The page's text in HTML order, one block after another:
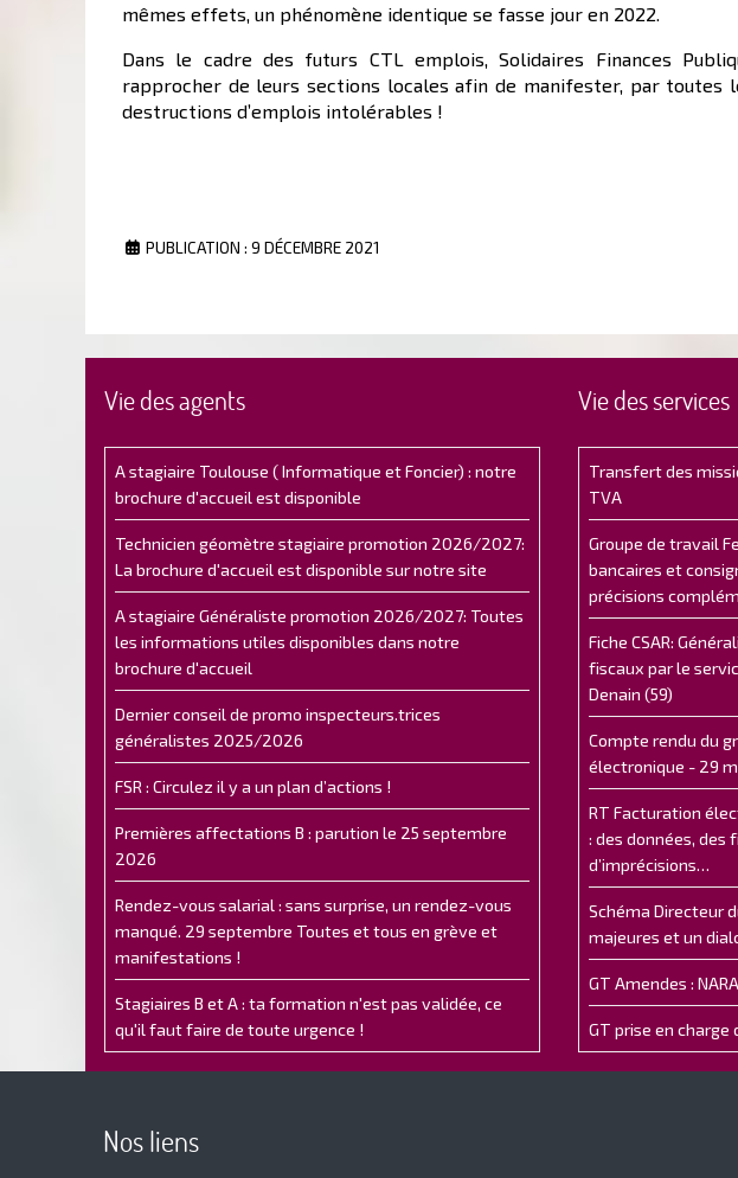
mêmes effets, un phénomène identique se fasse jour en 2022.
Dans le cadre des futurs CTL emplois, Solidaires Finances
rapprocher de leurs sections locales afin de manifester, par toutes
destructions d’emplois intolérables !
PUBLICATION : 9 DÉCEMBRE 2021
Vie des agents
A stagiaire Toulouse ( Informatique et Foncier) : notre
brochure d'accueil est disponible
Technicien géomètre stagiaire promotion 2026/2027:
La brochure d'accueil est disponible sur notre site
A stagiaire Généraliste promotion 2026/2027: Toutes
les informations utiles disponibles dans notre
brochure d'accueil
Dernier conseil de promo inspecteurs.trices
généralistes 2025/2026
FSR : Circulez il y a un plan d’actions !
Premières affectations B : parution le 25 septembre
2026
Rendez-vous salarial : sans surprise, un rendez-vous
manqué. 29 septembre Toutes et tous en grève et
manifestations !
Stagiaires B et A : ta formation n'est pas validée, ce
qu'il faut faire de toute urgence !
Vie des services
Transfert des
TVA
Groupe de travail
bancaires et
précisions
Fiche CSAR:
fiscaux par le
Denain (59)
Compte rendu du
électronique - 29
RT Facturation
: des données, des
d’imprécisions…
Schéma Directeur
majeures et un
GT Amendes :
GT prise en charge
Nos liens